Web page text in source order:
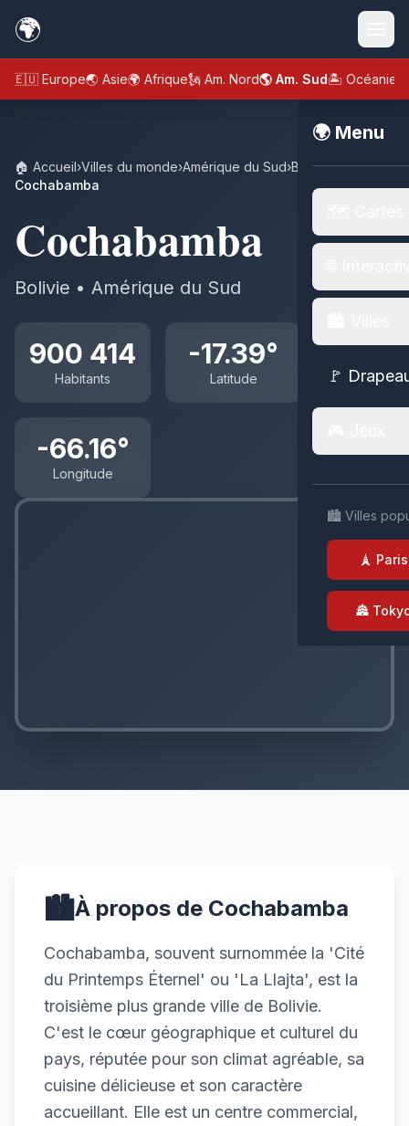
🌍
🇪🇺 Europe🌏 Asie🌍 Afrique🗽 Am. Nord🌎 Am. Sud🏝️ Océanie
🌍 Menu
🚩
🏙️ Villes
🗼 Paris
🏯
🏠 Accueil›Villes du monde›Amérique du Sud›Bolivie›
Cochabamba
Cochabamba
Bolivie • Amérique du Sud
900 414
Habitants
-17.39°
Latitude
-66.16°
Longitude
🏙️À propos de Cochabamba
Cochabamba, souvent surnommée la 'Cité
du Printemps Éternel' ou 'La Llajta', est la
troisième plus grande ville de Bolivie.
C'est le cœur géographique et culturel du
pays, réputée pour son climat agréable, sa
cuisine délicieuse et son caractère
accueillant. Elle est un centre commercial,